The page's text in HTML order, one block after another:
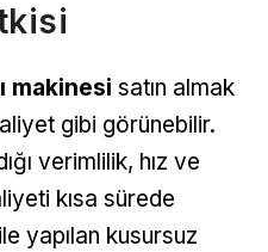
makinesi satın almak
gibi görünebilir.
verimlilik, hız ve
kısa sürede
yapılan kusursuz